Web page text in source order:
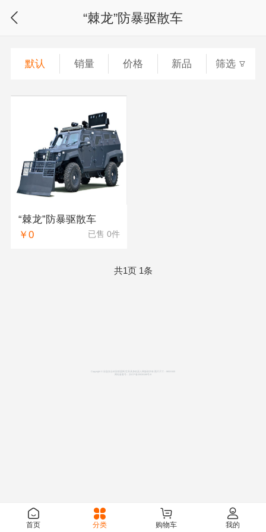
“棘龙”防暴驱散车
默认 销量 价格 新品 筛选
“棘龙”防暴驱散车
￥0
已售 0件
共1页 1条
Copyright © 应急安全科技联盟网 世界具身机器人网版权所有 图片尺寸：865X645
网站备案号：
京ICP备20026188号-8
首页 分类 购物车 我的